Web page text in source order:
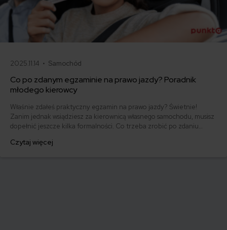
2025.11.14 • Samochód
Co po zdanym egzaminie na prawo jazdy? Poradnik
młodego kierowcy
Właśnie zdałeś praktyczny egzamin na prawo jazdy? Świetnie!
Zanim jednak wsiądziesz za kierownicą własnego samochodu, musisz
dopełnić jeszcze kilka formalności. Co trzeba zrobić po zdaniu
którym szybko załatwisz sprawy urzędowe i będziesz mógł prowadzić
Czytaj więcej